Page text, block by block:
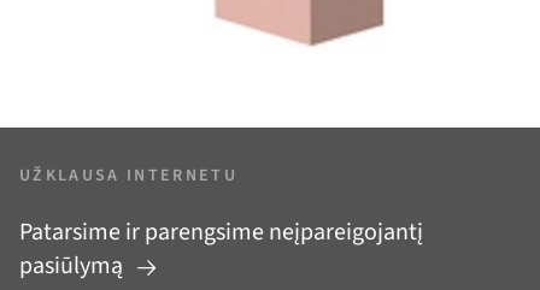
UŽKLAUSA INTERNETU
Patarsime ir parengsime neįpareigojantį
pasiūlymą